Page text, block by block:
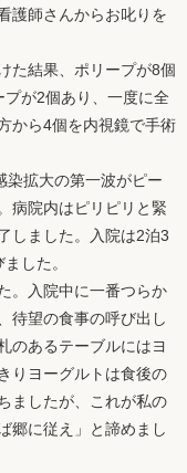
護師さんからお叱りを
た結果、ポリープが8個
プが2個あり、一度に全
から4個を内視鏡で手術
染拡大の第一波がピー
病院内はピリピリと緊
しました。入院は2泊3
した。
。入院中に一番つらか
待望の食事の呼び出し
のあるテーブルにはヨ
りヨーグルトは食後の
ましたが、これが私の
郷に従え」と諦めまし